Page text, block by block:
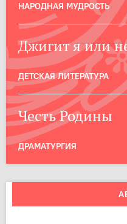
НАРОДНАЯ МУДРОСТЬ
Джигит я или
ДЕТСКАЯ ЛИТЕРАТУРА
Честь Родины
ДРАМАТУРГИЯ